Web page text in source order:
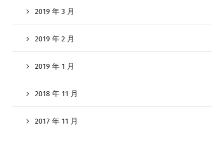
2019 年 3 月
2019 年 2 月
2019 年 1 月
2018 年 11 月
2017 年 11 月